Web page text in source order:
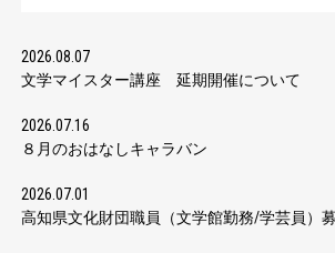
2026.08.07
文学マイスター講座 延期開催について
2026.07.16
８月のおはなしキャラバン
2026.07.01
高知県文化財団職員（文学館勤務/学芸員）